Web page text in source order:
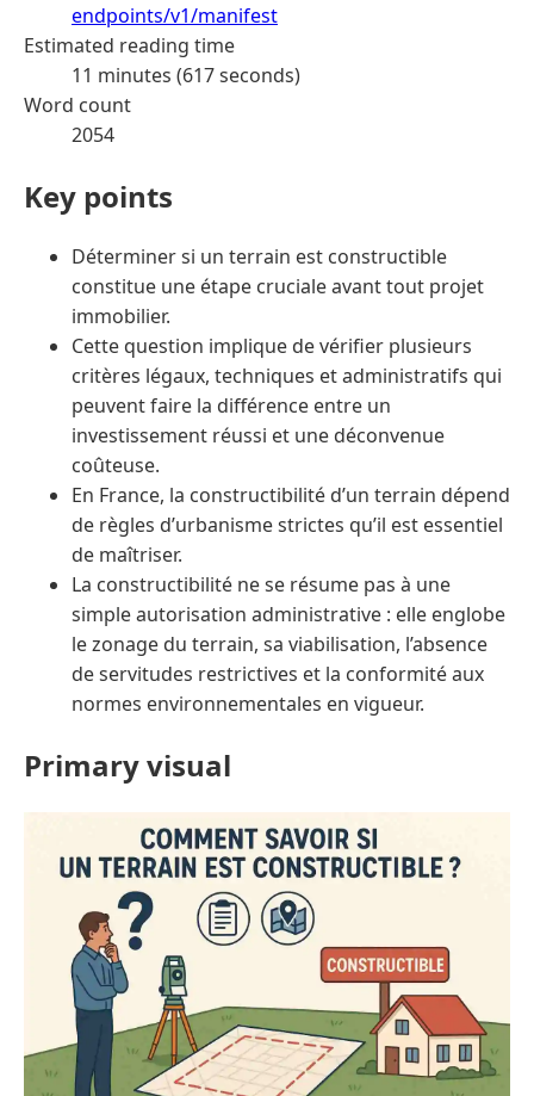
endpoints/v1/manifest
Estimated reading time
11 minutes (617 seconds)
Word count
2054
Key points
Déterminer si un terrain est constructible
constitue une étape cruciale avant tout projet
immobilier.
Cette question implique de vérifier plusieurs
critères légaux, techniques et administratifs qui
peuvent faire la différence entre un
investissement réussi et une déconvenue
coûteuse.
En France, la constructibilité d’un terrain dépend
de règles d’urbanisme strictes qu’il est essentiel
de maîtriser.
La constructibilité ne se résume pas à une
simple autorisation administrative : elle englobe
le zonage du terrain, sa viabilisation, l’absence
de servitudes restrictives et la conformité aux
normes environnementales en vigueur.
Primary visual